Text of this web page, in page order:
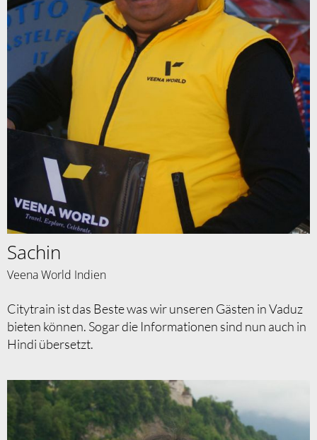
Sachin
Veena World Indien
Citytrain ist das Beste was wir unseren Gästen in Vaduz
bieten können. Sogar die Informationen sind nun auch in
Hindi übersetzt.